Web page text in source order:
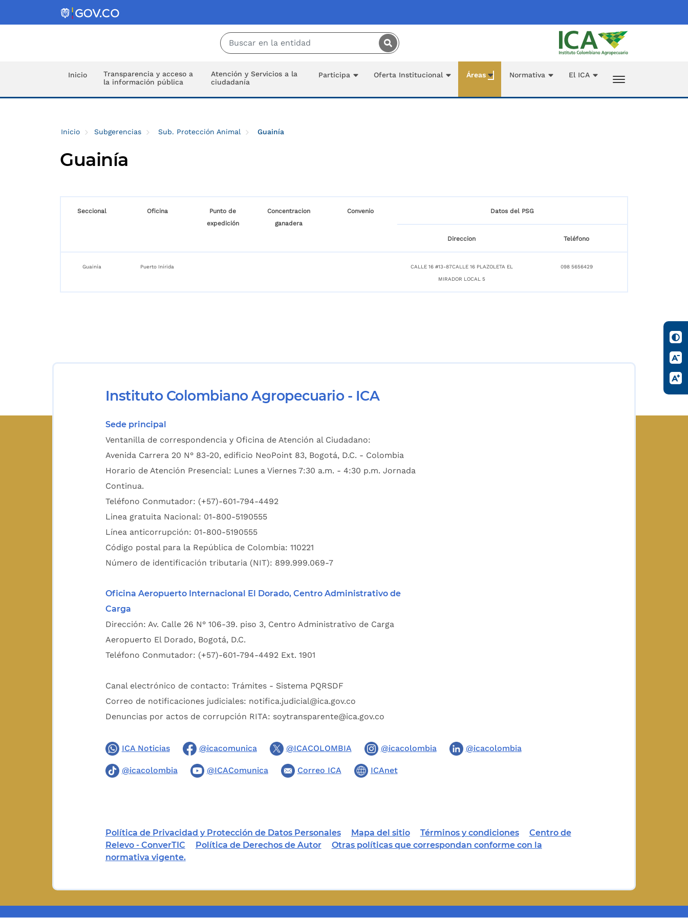
Inicio
Transparencia y acceso a
la información pública
Atención y Servicios a la
ciudadanía
Participa Oferta Institucional Áreas Normativa El ICA
Inicio Subgerencias Sub. Protección Animal Guainía
Guainía
Seccional Oficina
Punto de
expedición
Concentracion
ganadera
Convenio Datos del PSG
Direccion Teléfono
Guainía Puerto Inírida CALLE 16 #13-87CALLE 16 PLAZOLETA EL
MIRADOR LOCAL 5
098 5656429
Instituto Colombiano Agropecuario - ICA
Sede principal
Ventanilla de correspondencia y Oficina de Atención al Ciudadano:
Avenida Carrera 20 N° 83-20, edificio NeoPoint 83, Bogotá, D.C. - Colombia
Horario de Atención Presencial: Lunes a Viernes 7:30 a.m. - 4:30 p.m. Jornada
Continua.
Teléfono Conmutador: (+57)-601-794-4492
Linea gratuita Nacional: 01-800-5190555
Línea anticorrupción: 01-800-5190555
Código postal para la República de Colombia: 110221
Número de identificación tributaria (NIT): 899.999.069-7
Oficina Aeropuerto Internacional El Dorado, Centro Administrativo de
Carga
Dirección: Av. Calle 26 N° 106-39. piso 3, Centro Administrativo de Carga
Aeropuerto El Dorado, Bogotá, D.C.
Teléfono Conmutador: (+57)-601-794-4492 Ext. 1901
Canal electrónico de contacto: Trámites - Sistema PQRSDF
Correo de notificaciones judiciales: notifica.judicial@ica.gov.co
Denuncias por actos de corrupción RITA: soytransparente@ica.gov.co
ICA Noticias @icacomunica @ICACOLOMBIA @icacolombia @icacolombia
@icacolombia @ICAComunica Correo ICA ICAnet
Política de Privacidad y Protección de Datos Personales Mapa del sitio Términos y condiciones
Centro de
Relevo - ConverTIC
Política de Derechos de Autor
Otras políticas que correspondan conforme con la
normativa vigente.